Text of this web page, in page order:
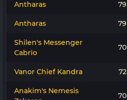
Antharas 79
Antharas 79
Shilen's Messenger
Cabrio
70
Vanor Chief Kandra 72
Anakim's Nemesis
70